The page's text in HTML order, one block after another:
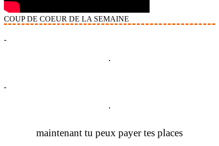
COUP DE COEUR DE LA SEMAINE
-
-
maintenant tu peux payer tes places